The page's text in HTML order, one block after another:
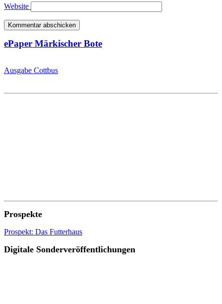
Website
ePaper Märkischer Bote
Ausgabe Cottbus
Prospekte
Prospekt: Das Futterhaus
Digitale Sonderveröffentlichungen